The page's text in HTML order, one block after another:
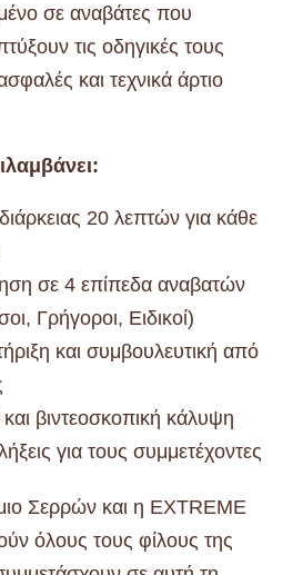
σε αναβάτες που
τις οδηγικές τους
και τεχνικά άρτιο
20 λεπτών για κάθε
σε 4 επίπεδα αναβατών
Γρήγοροι, Ειδικοί)
και συμβουλευτική από
βιντεοσκοπική κάλυψη
για τους συμμετέχοντες
Σερρών και η EXTREME
όλους τους φίλους της